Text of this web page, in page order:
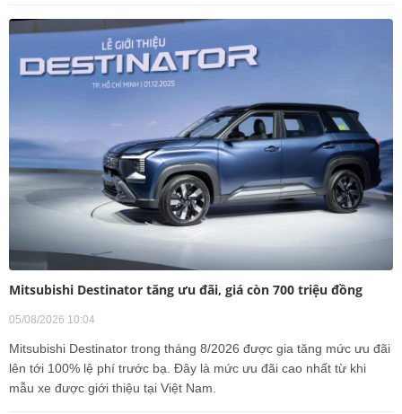
Mitsubishi Destinator tăng ưu đãi, giá còn 700 triệu đồng
05/08/2026 10:04
Mitsubishi Destinator trong tháng 8/2026 được gia tăng mức ưu đãi
lên tới 100% lệ phí trước bạ. Đây là mức ưu đãi cao nhất từ khi
mẫu xe được giới thiệu tại Việt Nam.